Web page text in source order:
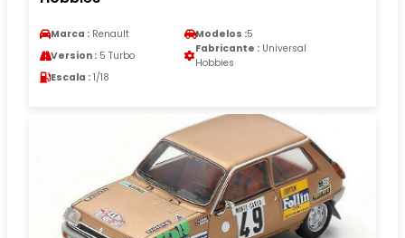
Marca : Renault Modelos :5
Version : 5 Turbo
Fabricante : Universal
Hobbies
Escala : 1/18